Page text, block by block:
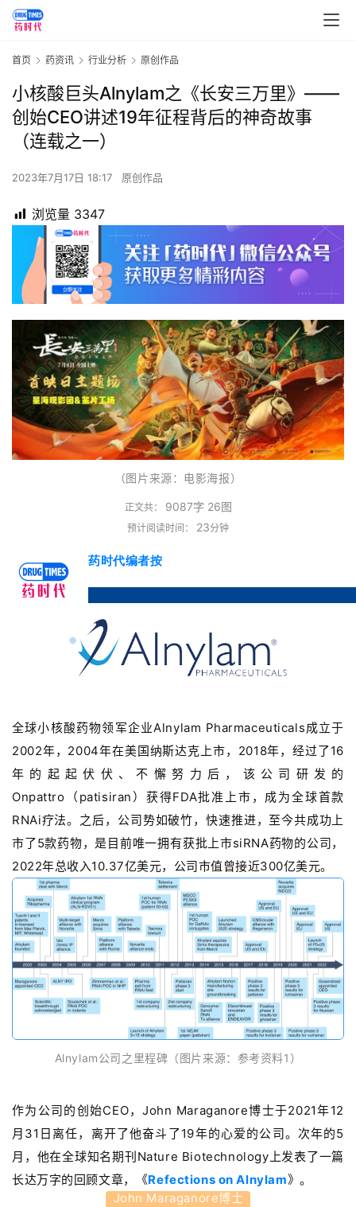
首页 药资讯 行业分析 原创作品
小核酸巨头Alnylam之《长安三万里》——
创始CEO讲述19年征程背后的神奇故事
（连载之一）
2023年7月17日 18:17 原创作品
浏览量 3347
（图片来源：电影海报）
正文共： 9087字 26图
预计阅读时间： 23分钟
药时代编者按
全球小核酸药物领军企业Alnylam Pharmaceuticals成立于
2002年，2004年在美国纳斯达克上市， 2018年，经过了16
年的起起伏伏、不懈努力后，该公司研发的
Onpattro（patisiran）获得FDA批准上市，成为全球首款
RNAi疗法。之后，公司势如破竹，快速推进， 至今共成功上
市了5款药物，是目前唯一拥有获批上市siRNA药物的公司，
2022年总收入10.37亿美元，公司市值曾接近300亿美元。
Alnylam公司之里程碑（图片来源：参考资料1）
作为公司的创始CEO，John Maraganore博士于2021年12
月31日离任，离开了他奋斗了19年的心爱的公司。次年的5
月，他在全球知名期刊Nature Biotechnology上发表了一篇
长达万字的 回顾文章，《Refections on Alnylam》。
John Maraganore博士